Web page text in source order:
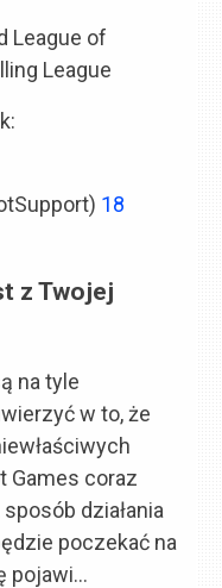
League of
League
18
z Twojej
na tyle
w to, że
Games coraz
działania
poczekać na
pojawi…